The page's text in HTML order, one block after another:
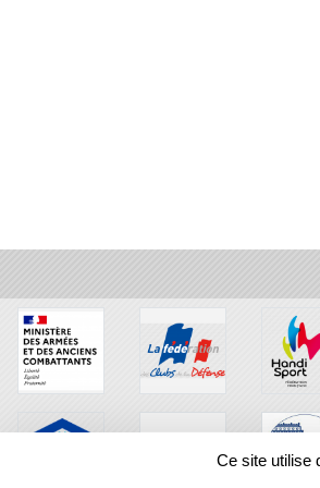
Ce site utilise